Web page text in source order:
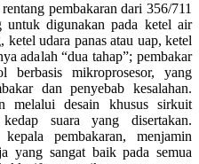
pembakaran dari 356/711
digunakan pada ketel air
ketel udara panas atau uap, ketel
adalah “dua tahap”; pembakar
berbasis mikroprosesor, yang
dan penyebab kesalahan.
melalui desain khusus sirkuit
suara yang disertakan.
pembakaran, menjamin
yang sangat baik pada semua